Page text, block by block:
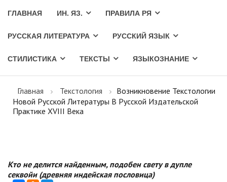
ГЛАВНАЯ ИН. ЯЗ. ПРАВИЛА РЯ
РУССКАЯ ЛИТЕРАТУРА РУССКИЙ ЯЗЫК
СТИЛИСТИКА ТЕКСТЫ ЯЗЫКОЗНАНИЕ
Главная Текстология
Возникновение Текстологии
Новой Русской Литературы В Русской Издательской
Практике XVIII Века
Кто не делится найденным, подобен свету в дупле
секвойи (древняя индейская пословица)